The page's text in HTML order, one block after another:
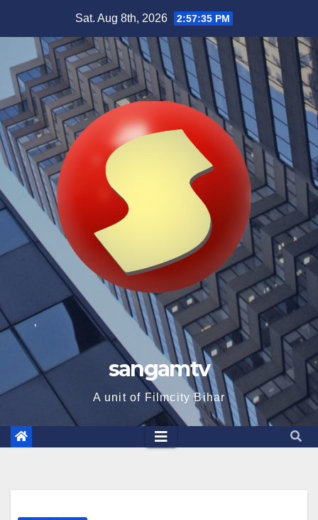
content
Sat. Aug 8th, 2026 2:57:36 PM
sangamtv
A unit of Filmcity Bihar